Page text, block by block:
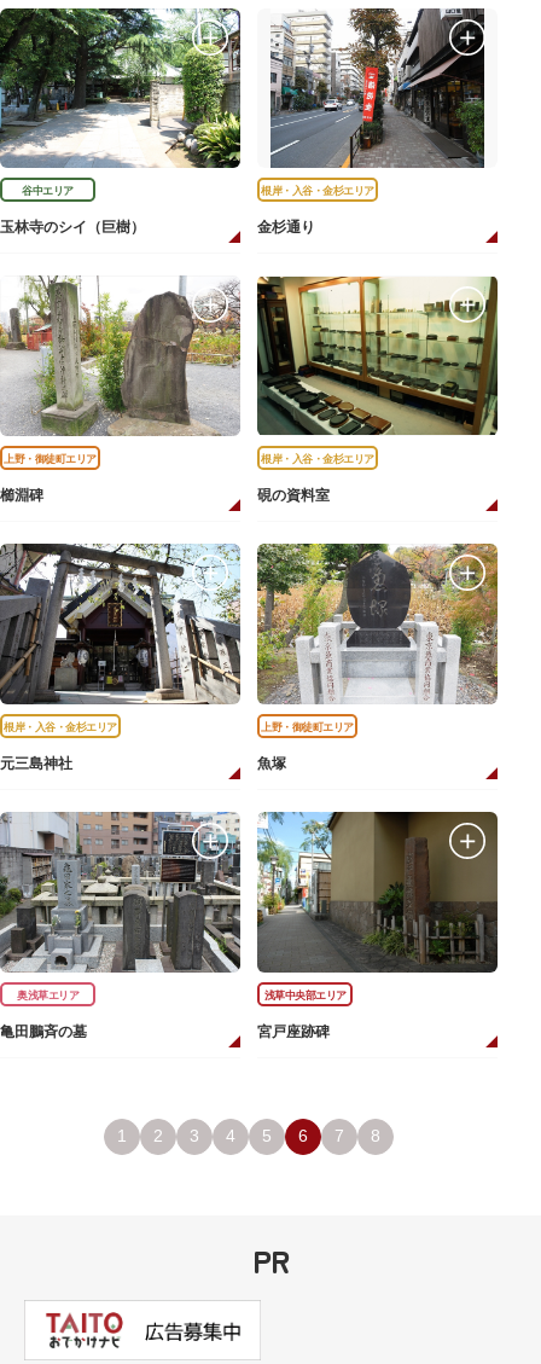
谷中エリア
玉林寺のシイ（巨樹）
根岸・入谷・金杉エリア
金杉通り
上野・御徒町エリア
櫛淵碑
根岸・入谷・金杉エリア
硯の資料室
根岸・入谷・金杉エリア
元三島神社
上野・御徒町エリア
魚塚
奥浅草エリア
亀田鵬斉の墓
浅草中央部エリア
宮戸座跡碑
1 2 3 4 5 6 7 8
PR